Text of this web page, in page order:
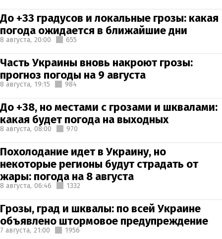
До +33 градусов и локальные грозы: какая
погода ожидается в ближайшие дни
8 августа, 20:00 655
Часть Украины вновь накроют грозы:
прогноз погоды на 9 августа
8 августа, 19:15 984
До +38, но местами с грозами и шквалами:
какая будет погода на выходных
8 августа, 08:00 970
Похолодание идет в Украину, но
некоторые регионы будут страдать от
жары: погода на 8 августа
8 августа, 06:46 1332
Грозы, град и шквалы: по всей Украине
объявлено штормовое предупреждение
7 августа, 21:00 1956